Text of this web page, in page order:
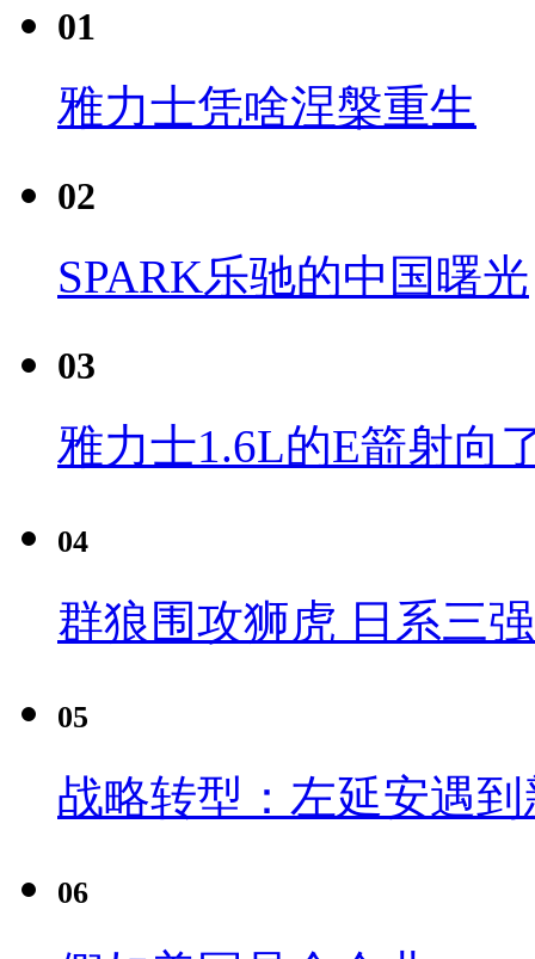
01
雅力士凭啥涅槃重生
02
SPARK乐驰的中国曙光
03
雅力士1.6L的E箭射向
04
群狼围攻狮虎 日系三
05
战略转型：左延安遇
06